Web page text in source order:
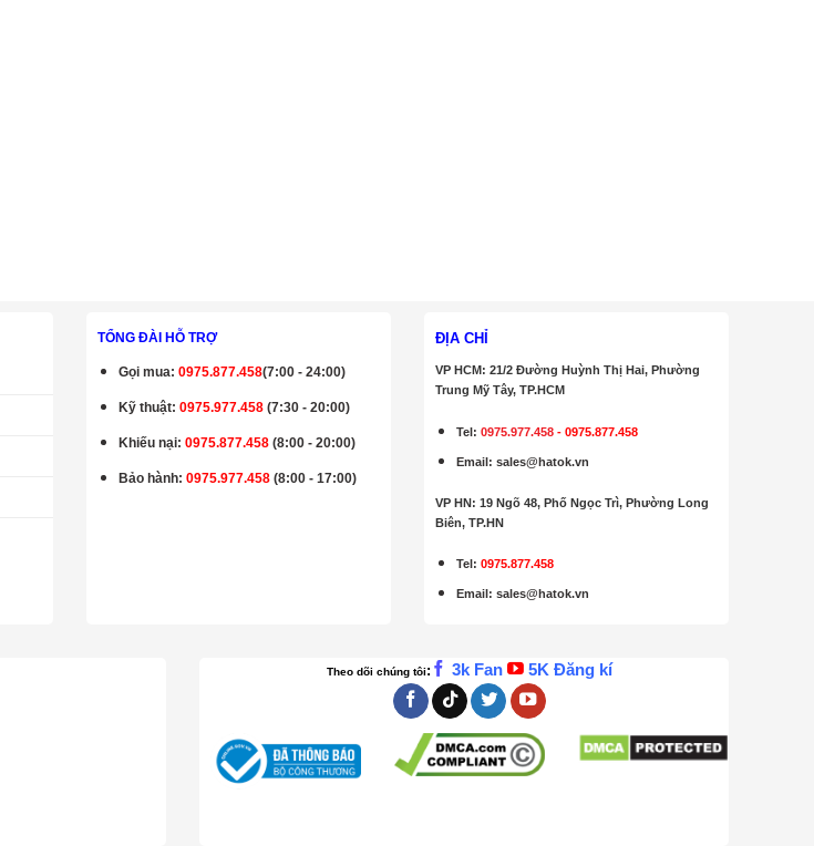
TỔNG ĐÀI HỖ TRỢ
Gọi mua:0975.877.458(7:00 - 24:00)
Kỹ thuật:0975.977.458 (7:30 - 20:00)
Khiếu nại: 0975.877.458 (8:00 - 20:00)
Bảo hành:0975.977.458 (8:00 - 17:00)
ĐỊA CHỈ
VP HCM: 21/2 Đường Huỳnh Thị Hai, Phường
Trung Mỹ Tây, TP.HCM
Tel:0975.977.458 -0975.877.458
Email:sales@hatok.vn
VP HN: 19 Ngõ 48, Phố Ngọc Trì, Phường Long
Biên, TP.HN
Tel: 0975.877.458
Email :sales@hatok.vn
Theo dõi chúng tôi: 3k Fan 5K Đăng kí